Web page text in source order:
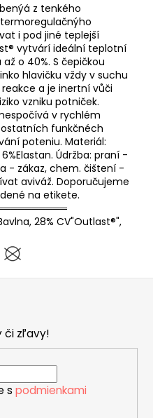
z tenkého
i pod jiné teplejší
vytvárí ideální teplotní
o 40%. S čepičkou
hlavičku vždy v suchu
a je inertní vůči
vzniku potniček.
v rychlém
funkčnéch
poteniu. Materiál:
Údržba: praní -
- zákaz, chem. čištení -
aviváž. Doporučujeme
na etikete.
28% CV"Outlast®",
či zľavy!
s podmienkami